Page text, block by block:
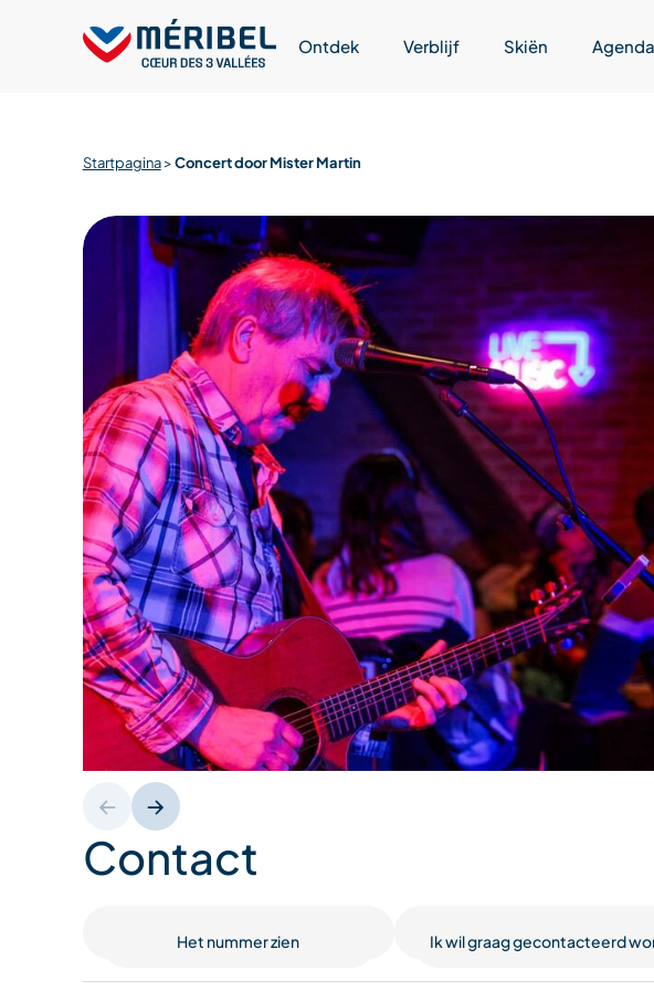
Ontdek Verblijf Skiën Agenda
Startpagina>Concert door Mister Martin
Contact
Het nummer zien Ik wil graag gecontacteerd